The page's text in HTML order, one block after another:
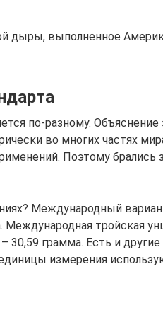
дыры, выполненное
по-разному.
во многих частях
Поэтому брались
Международный
тройская
30,59 грамма. Есть и
измерения